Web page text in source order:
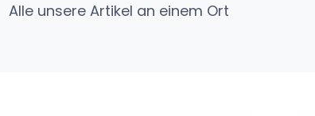
Alle unsere Artikel an einem Ort